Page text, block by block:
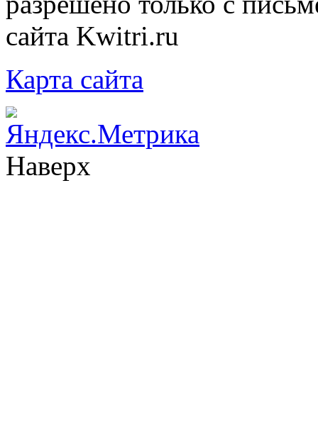
сайта Kwitri.ru
Карта сайта
Наверх